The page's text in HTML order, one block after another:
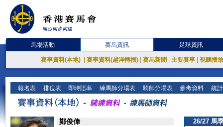
馬場活動 賽馬資訊 足球資訊
賽事資料(本地) 賽事資料(越洋轉播) 賽馬新聞 主要賽事 視聽播
報名表 排位表 即時賠率 練馬師分場表 騎師分場表 參考資料 統
鄭俊偉 26/27 馬